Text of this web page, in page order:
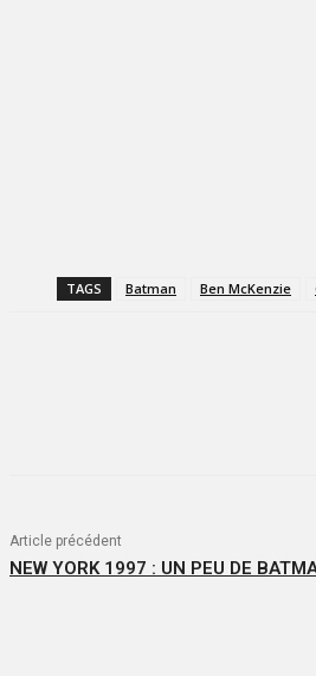
TAGS Batman Ben McKenzie
Article précédent
NEW YORK 1997 : UN PEU DE